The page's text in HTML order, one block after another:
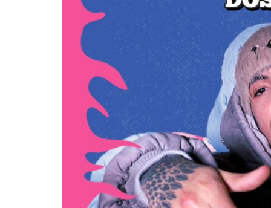
Destino
gran
que
noches
Mérida
Edwin